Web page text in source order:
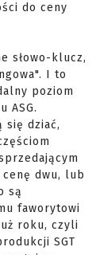
do ceny
słowo-klucz,
I to
poziom
ASG.
się dziać,
dwu, lub
są
faworytowi
roku, czyli
SGT